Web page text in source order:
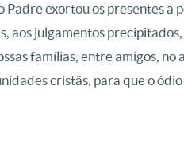
Padre exortou os presentes a
aos julgamentos
famílias, entre amigos, no
cristãs, para que o